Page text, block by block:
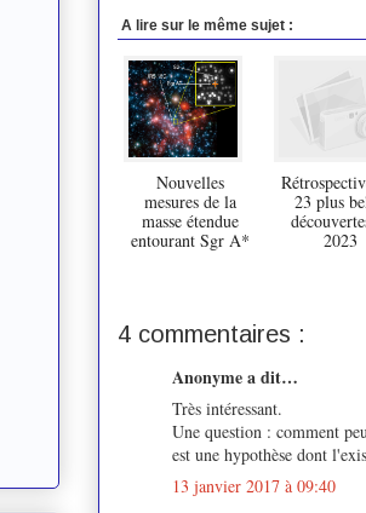
A lire sur le même sujet :
Nouvelles
mesures de la
masse étendue
entourant Sgr A*
23 plus
2023
4 commentaires :
Anonyme a dit…
Très intéressant.
Une question : comment
est une hypothèse dont
13 janvier 2017 à 09:40